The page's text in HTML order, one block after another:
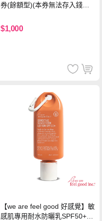
券(餘額型)(本券無法存入錢包
$1,000
【we are feel good 好感覺】敏
感肌專用耐水防曬乳SPF50+ 7